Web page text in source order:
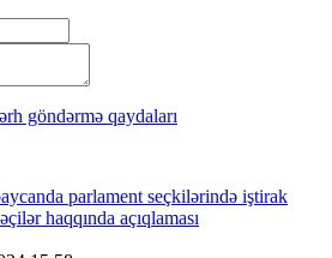
göndərmə qaydaları